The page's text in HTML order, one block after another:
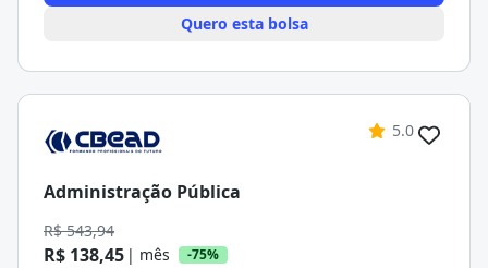
Quero esta bolsa
5.0
Administração Pública
R$ 543,94
R$ 138,45 | mês
-75%